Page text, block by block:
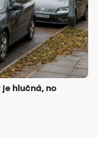
hlučná, no